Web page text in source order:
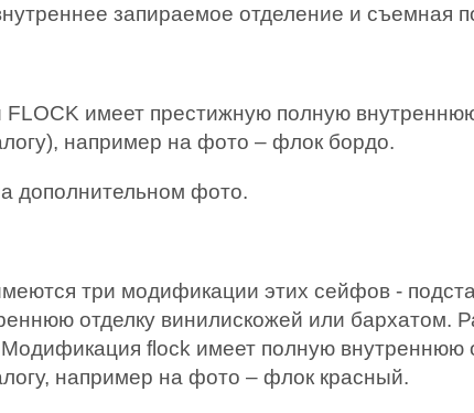
запираемое отделение и съемная
имеет престижную полную
например на фото – флок бордо.
дополнительном фото.
три модификации этих сейфов -
отделку винилискожей или бархатом.
flock имеет полную внутреннюю
например на фото – флок красный.